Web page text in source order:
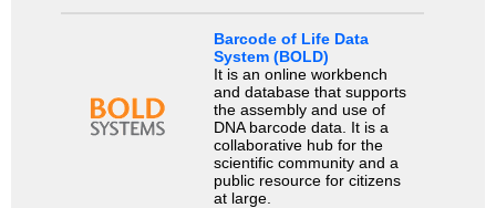
Barcode of Life Data
System (BOLD)
It is an online workbench
and database that supports
the assembly and use of
DNA barcode data. It is a
collaborative hub for the
scientific community and a
public resource for citizens
at large.